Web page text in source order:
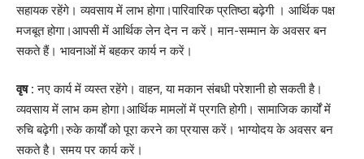
सहायक रहेंगे। व्यवसाय में लाभ होगा।पारिवारिक प्रतिष्ठा बढ़ेगी । आर्थिक पक्ष
मजबूत होगा।आपसी में आर्थिक लेन देन न करें। मान-सम्मान के अवसर बन
सकते हैं। भावनाओं में बहकर कार्य न करें।
वृष :नए कार्य में व्यस्त रहेंगे। वाहन, या मकान संबधी परेशानी हो सकती है।
व्यवसाय में लाभ कम होगा।आर्थिक मामलों में प्रगति होगी। सामाजिक कार्यों में
रुचि बढ़ेगी।रुके कार्यों को पूरा करने का प्रयास करें। भाग्योदय के अवसर बन
सकते है। समय पर कार्य करें।